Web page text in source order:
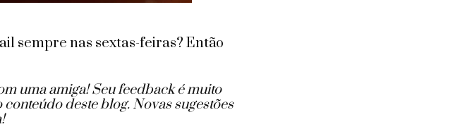
sempre nas sextas-feiras? Então
uma amiga! Seu feedback é muito
deste blog. Novas sugestões